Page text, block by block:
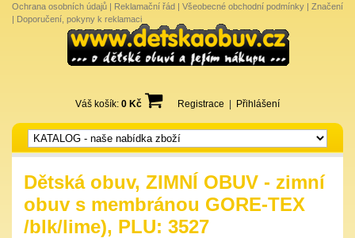
Ochrana osobních údajů | Reklamační řád | Všeobecné obchodní podmínky | Značení
| Doporučení, pokyny k reklamaci
Váš košík: 0 Kč Registrace Přihlášení
Dětská obuv, ZIMNÍ OBUV - zimní
obuv s membránou GORE-TEX
/blk/lime), PLU: 3527